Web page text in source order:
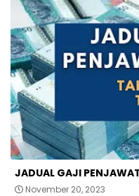
JADUAL GAJI
November 20, 2023